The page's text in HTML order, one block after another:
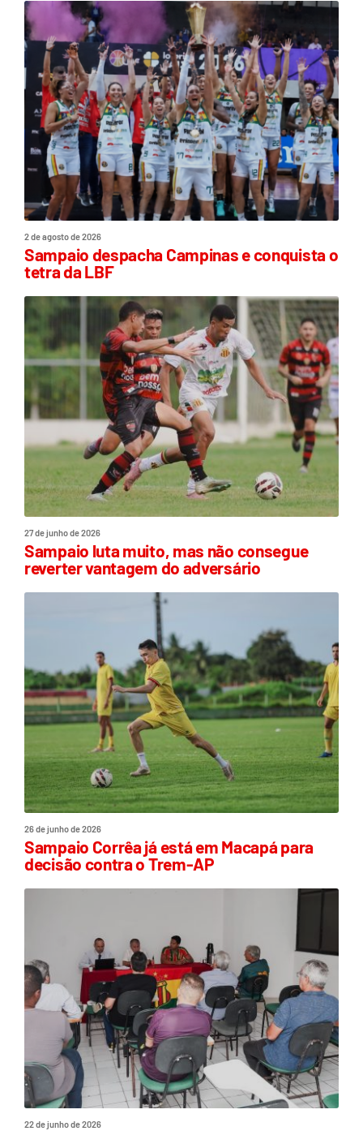
2 de agosto de 2026
Sampaio despacha Campinas e conquista o
tetra da LBF
27 de junho de 2026
Sampaio luta muito, mas não consegue
reverter vantagem do adversário
26 de junho de 2026
Sampaio Corrêa já está em Macapá para
decisão contra o Trem-AP
22 de junho de 2026